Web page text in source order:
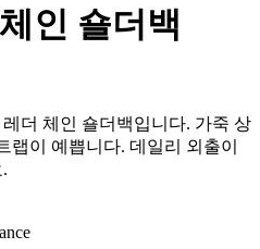
인 숄더백
더 체인 숄더백입니다. 가죽 상
랩이 예쁩니다. 데일리 외출이